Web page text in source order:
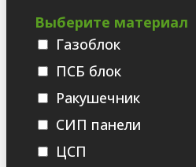
Выберите материал
Газоблок
ПСБ блок
Ракушечник
СИП панели
ЦСП